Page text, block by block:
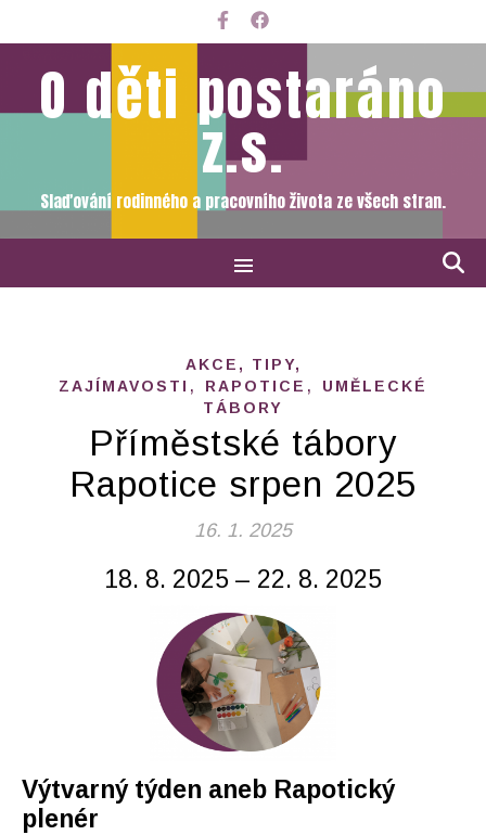
O děti postaráno
z.s.
Slaďování rodinného a pracovního života ze všech stran.
AKCE, TIPY,
ZAJÍMAVOSTI , RAPOTICE ,
UMĚLECKÉ
TÁBORY
Příměstské tábory
Rapotice srpen 2025
16. 1. 2025
18. 8. 2025 – 22. 8. 2025
Výtvarný týden aneb Rapotický
plenér